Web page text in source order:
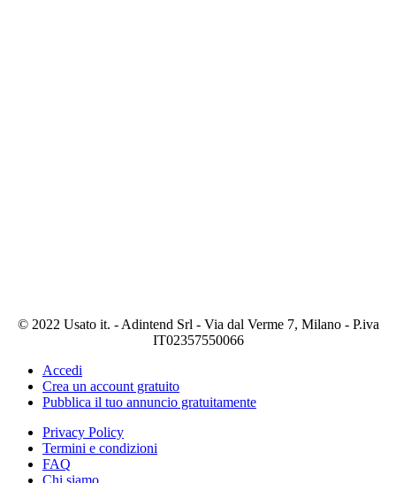
© 2022 Usato it. - Adintend Srl - Via dal Verme 7, Milano - P.iva
IT02357550066
Accedi
Crea un account gratuito
Pubblica il tuo annuncio gratuitamente
Privacy Policy
Termini e condizioni
FAQ
Chi siamo